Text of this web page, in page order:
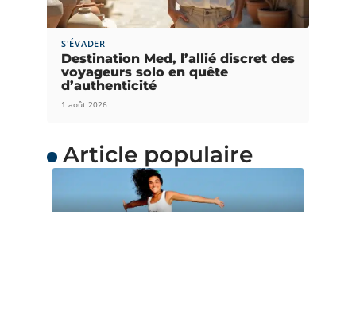
S'ÉVADER
Destination Med, l’allié discret des
voyageurs solo en quête
d’authenticité
1 août 2026
Article populaire
ACTUS